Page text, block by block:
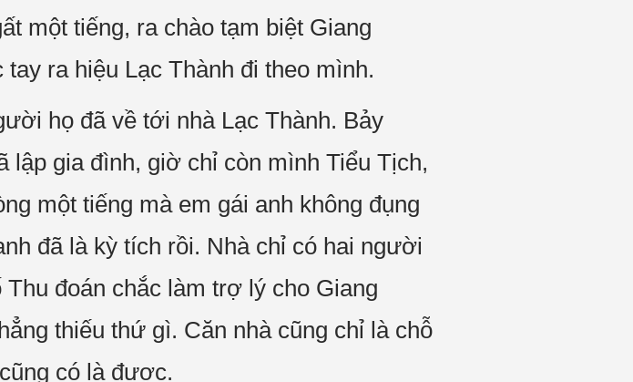
một tiếng, ra chào tạm biệt Giang
ra hiệu Lạc Thành đi theo mình.
họ đã về tới nhà Lạc Thành. Bảy
gia đình, giờ chỉ còn mình Tiểu Tịch,
một tiếng mà em gái anh không đụng
đã là kỳ tích rồi. Nhà chỉ có hai người
đoán chắc làm trợ lý cho Giang
thiếu thứ gì. Căn nhà cũng chỉ là chỗ
có là được.